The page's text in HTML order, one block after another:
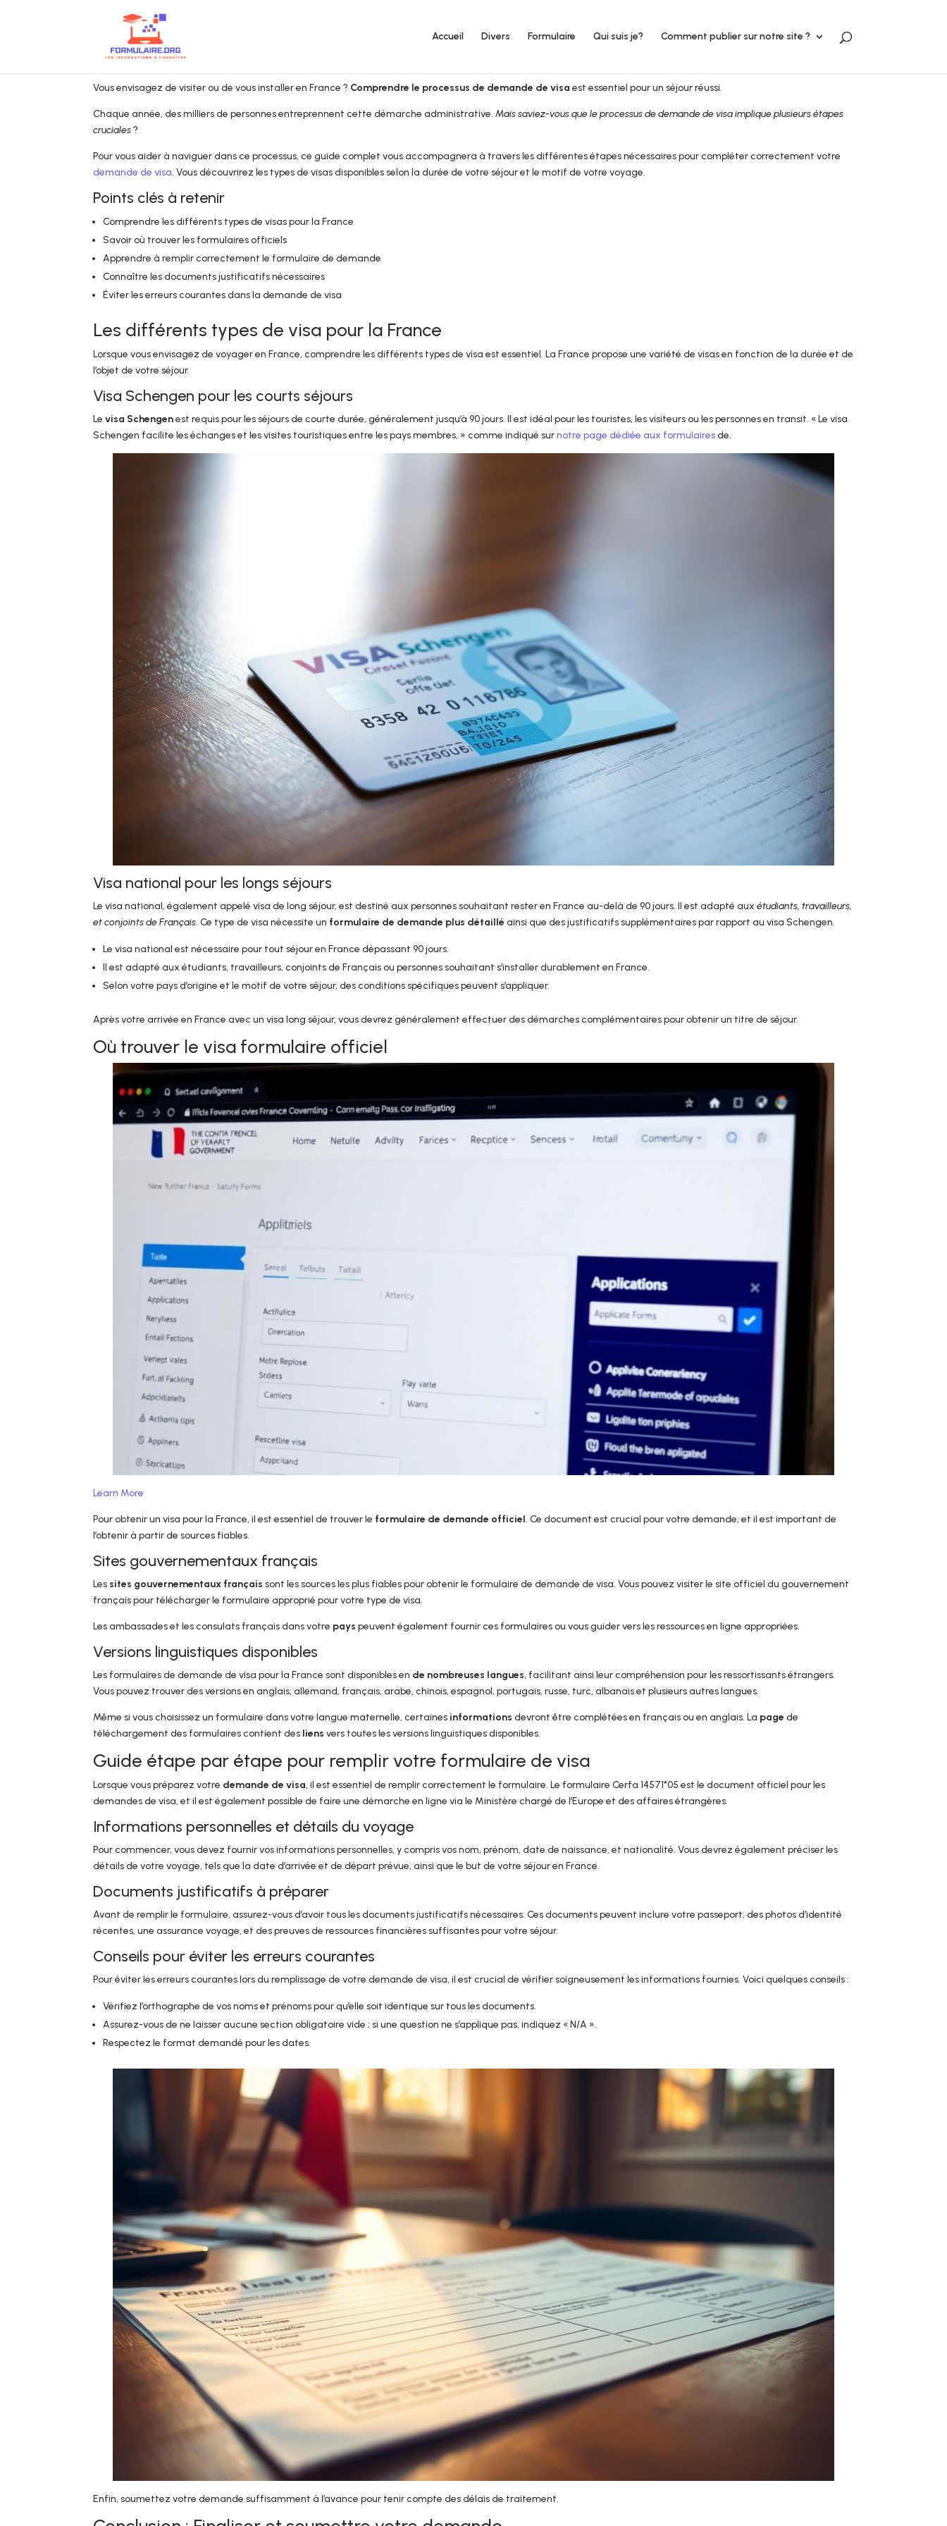
Accueil Divers Formulaire Qui suis je? Comment publier sur notre site ?
Vous envisagez de visiter ou de vous installer en France ? Comprendre le processus de demande de visa est essentiel pour un séjour réussi.
Chaque année, des milliers de personnes entreprennent cette démarche administrative. Mais saviez-vous que le processus de demande de visa implique plusieurs étapes
cruciales?
Pour vous aider à naviguer dans ce processus, ce guide complet vous accompagnera à travers les différentes étapes nécessaires pour compléter correctement votre
demande de visa. Vous découvrirez les types de visas disponibles selon la durée de votre séjour et le motif de votre voyage.
Points clés à retenir
Comprendre les différents types de visas pour la France
Savoir où trouver les formulaires officiels
Apprendre à remplir correctement le formulaire de demande
Connaître les documents justificatifs nécessaires
Éviter les erreurs courantes dans la demande de visa
Les différents types de visa pour la France
Lorsque vous envisagez de voyager en France, comprendre les différents types de visa est essentiel. La France propose une variété de visas en fonction de la durée et de
l’objet de votre séjour.
Visa Schengen pour les courts séjours
Le visa Schengenest requis pour les séjours de courte durée, généralement jusqu’à 90 jours. Il est idéal pour les touristes, les visiteurs ou les personnes en transit. « Le visa
Schengen facilite les échanges et les visites touristiques entre les pays membres, » comme indiqué surnotre page dédiée aux formulairesde.
Visa national pour les longs séjours
Le visa national, également appelé visa de long séjour, est destiné aux personnes souhaitant rester en France au-delà de 90 jours. Il est adapté aux étudiants, travailleurs,
et conjoints de Français. Ce type de visa nécessite un formulaire de demande plus détaillé ainsi que des justificatifs supplémentaires par rapport au visa Schengen.
Le visa national est nécessaire pour tout séjour en France dépassant 90 jours.
Il est adapté aux étudiants, travailleurs, conjoints de Français ou personnes souhaitant s’installer durablement en France.
Selon votre pays d’origine et le motif de votre séjour, des conditions spécifiques peuvent s’appliquer.
Après votre arrivée en France avec un visa long séjour, vous devrez généralement effectuer des démarches complémentaires pour obtenir un titre de séjour.
Où trouver le visa formulaire officiel
Learn More
Pour obtenir un visa pour la France, il est essentiel de trouver le formulaire de demande officiel. Ce document est crucial pour votre demande, et il est important de
l’obtenir à partir de sources fiables.
Sites gouvernementaux français
Les sites gouvernementaux français sont les sources les plus fiables pour obtenir le formulaire de demande de visa. Vous pouvez visiter le site officiel du gouvernement
français pour télécharger le formulaire approprié pour votre type de visa.
Les ambassades et les consulats français dans votre pays peuvent également fournir ces formulaires ou vous guider vers les ressources en ligne appropriées.
Versions linguistiques disponibles
Les formulaires de demande de visa pour la France sont disponibles en de nombreuses langues, facilitant ainsi leur compréhension pour les ressortissants étrangers.
Vous pouvez trouver des versions en anglais, allemand, français, arabe, chinois, espagnol, portugais, russe, turc, albanais et plusieurs autres langues.
Même si vous choisissez un formulaire dans votre langue maternelle, certaines informations devront être complétées en français ou en anglais. La page de
téléchargement des formulaires contient des liens vers toutes les versions linguistiques disponibles.
Guide étape par étape pour remplir votre formulaire de visa
Lorsque vous préparez votre demande de visa, il est essentiel de remplir correctement le formulaire. Le formulaire Cerfa 14571*05 est le document officiel pour les
demandes de visa, et il est également possible de faire une démarche en ligne via le Ministère chargé de l’Europe et des affaires étrangères.
Informations personnelles et détails du voyage
Pour commencer, vous devez fournir vos informations personnelles, y compris vos nom, prénom, date de naissance, et nationalité. Vous devrez également préciser les
détails de votre voyage, tels que la date d’arrivée et de départ prévue, ainsi que le but de votre séjour en France.
Documents justificatifs à préparer
Avant de remplir le formulaire, assurez-vous d’avoir tous les documents justificatifs nécessaires. Ces documents peuvent inclure votre passeport, des photos d’identité
récentes, une assurance voyage, et des preuves de ressources financières suffisantes pour votre séjour.
Conseils pour éviter les erreurs courantes
Pour éviter les erreurs courantes lors du remplissage de votre demande de visa, il est crucial de vérifier soigneusement les informations fournies. Voici quelques conseils :
Vérifiez l’orthographe de vos noms et prénoms pour qu’elle soit identique sur tous les documents.
Assurez-vous de ne laisser aucune section obligatoire vide ; si une question ne s’applique pas, indiquez « N/A ».
Respectez le format demandé pour les dates.
Enfin, soumettez votre demande suffisamment à l’avance pour tenir compte des délais de traitement.